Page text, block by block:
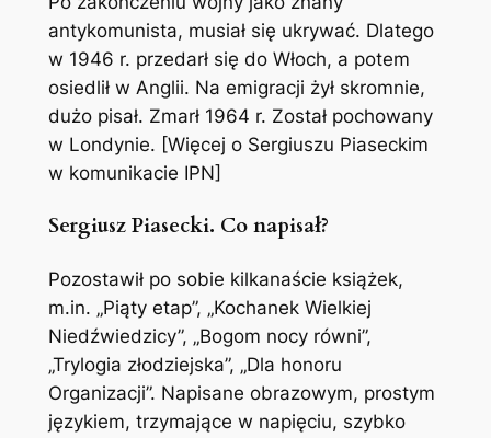
antykomunista, musiał się ukrywać. Dlatego
w 1946 r. przedarł się do Włoch, a potem
osiedlił w Anglii. Na emigracji żył skromnie,
dużo pisał. Zmarł 1964 r. Został pochowany
w Londynie. [Więcej o Sergiuszu Piaseckim
w komunikacie IPN]
Sergiusz Piasecki. Co napisał?
Pozostawił po sobie kilkanaście książek,
m.in. „Piąty etap”, „Kochanek Wielkiej
Niedźwiedzicy”, „Bogom nocy równi”,
„Trylogia złodziejska”, „Dla honoru
Organizacji”. Napisane obrazowym, prostym
językiem, trzymające w napięciu, szybko